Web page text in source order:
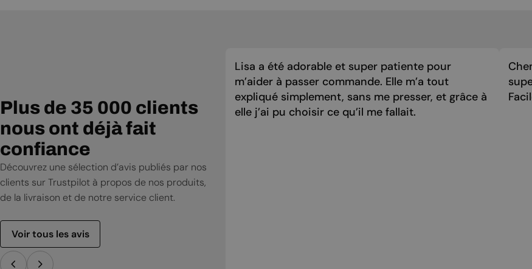
Plus de 35 000 clients
nous ont déjà fait
confiance
Découvrez une sélection d’avis publiés par nos
clients sur Trustpilot à propos de nos produits,
de la livraison et de notre service client.
Voir tous les avis
Lisa a été adorable et super patiente pour
m’aider à passer commande. Elle m’a tout
expliqué simplement, sans me presser, et grâce à
elle j’ai pu choisir ce qu’il me fallait.